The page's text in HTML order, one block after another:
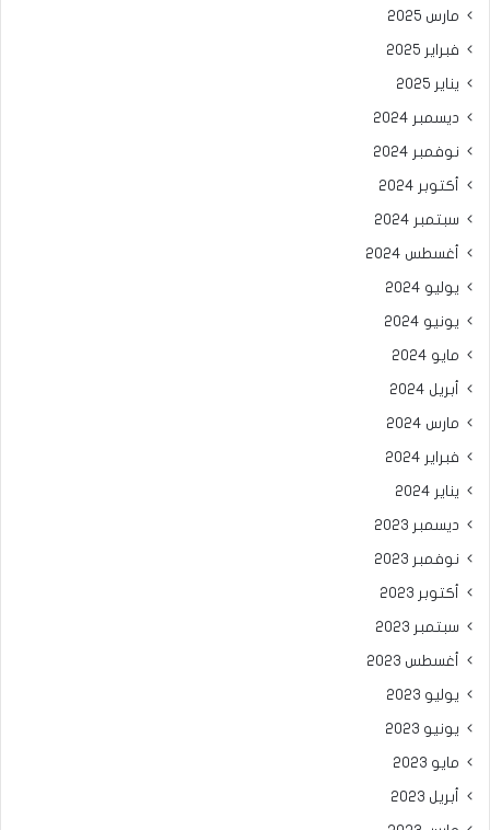
مارس 2025
فبراير 2025
يناير 2025
ديسمبر 2024
نوفمبر 2024
أكتوبر 2024
سبتمبر 2024
أغسطس 2024
يوليو 2024
يونيو 2024
مايو 2024
أبريل 2024
مارس 2024
فبراير 2024
يناير 2024
ديسمبر 2023
نوفمبر 2023
أكتوبر 2023
سبتمبر 2023
أغسطس 2023
يوليو 2023
يونيو 2023
مايو 2023
أبريل 2023